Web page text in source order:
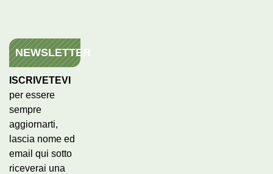
NEWSLETTER
ISCRIVETEVI
per essere
sempre
aggiornarti,
lascia nome ed
email qui sotto
riceverai una